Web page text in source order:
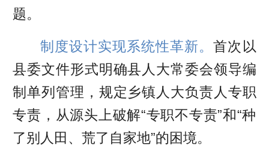
题。
制度设计实现系统性革新。首次以
县委文件形式明确县人大常委会领导编
制单列管理，规定乡镇人大负责人专职
专责，从源头上破解“专职不专责”和“种
了别人田、荒了自家地”的困境。